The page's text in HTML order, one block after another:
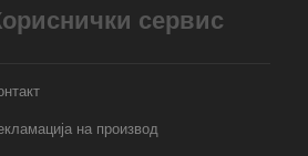
сервис
на производ